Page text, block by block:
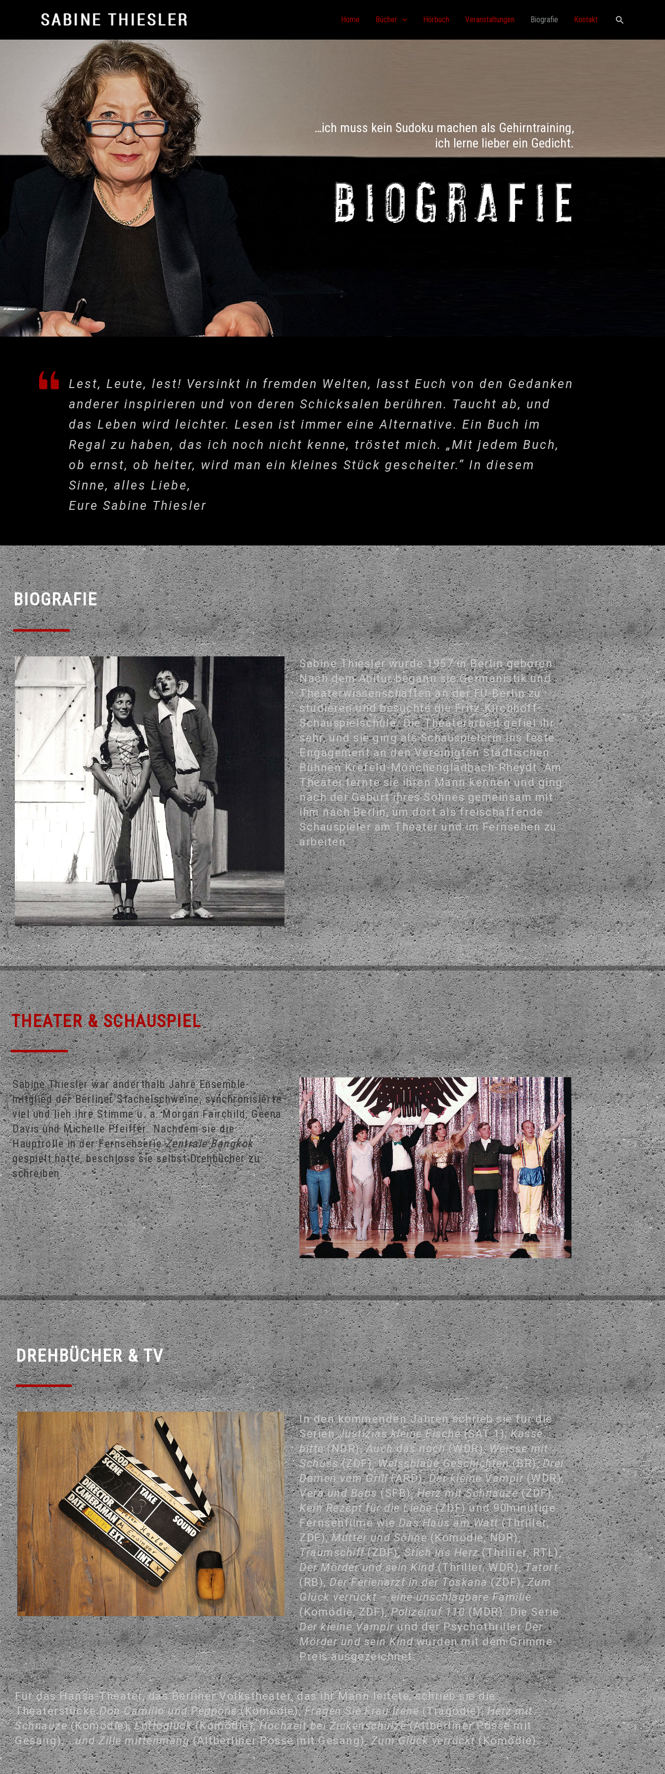
Home Bücher Hörbuch Veranstaltungen Biografie Kontakt Suchen
…ich muss kein Sudoku machen als Gehirntraining,
ich lerne lieber ein Gedicht.
Lest, Leute, lest! Versinkt in fremden Welten, lasst Euch von den Gedanken
anderer inspirieren und von deren Schicksalen berühren. Taucht ab, und
das Leben wird leichter. Lesen ist immer eine Alternative. Ein Buch im
Regal zu haben, das ich noch nicht kenne, tröstet mich. „Mit jedem Buch,
ob ernst, ob heiter, wird man ein kleines Stück gescheiter.“ In diesem
Sinne, alles Liebe,
Eure Sabine Thiesler
BIOGRAFIE
Sabine Thiesler wurde 1957 in Berlin geboren.
Nach dem Abitur begann sie Germanistik und
Theaterwissenschaften an der FU-Berlin zu
studieren und besuchte die Fritz-Kirchhoff-
Schauspielschule. Die Theaterarbeit gefiel ihr
sehr, und sie ging als Schauspielerin ins feste
Engagement an den Vereinigten Städtischen
Bühnen Krefeld-Mönchengladbach-Rheydt. Am
Theater lernte sie ihren Mann kennen und ging
nach der Geburt ihres Sohnes gemeinsam mit
ihm nach Berlin, um dort als freischaffende
Schauspieler am Theater und im Fernsehen zu
arbeiten.
THEATER & SCHAUSPIEL
Sabine Thiesler war anderthalb Jahre Ensemble-
mitglied der Berliner Stachelschweine, synchronisierte
viel und lieh ihre Stimme u. a. Morgan Fairchild, Geena
Davis und Michelle Pfeiffer. Nachdem sie die
Hauptrolle in der FernsehserieZentrale Bangkok
gespielt hatte, beschloss sie selbst Drehbücher zu
schreiben.
DREHBÜCHER & TV
In den kommenden Jahren schrieb sie für die
SerienJustizias kleine Fische(SAT 1),Kasse
bitte(NDR),Auch das noch(WDR),Weisse mit
Schuss(ZDF),Weissblaue Geschichten(BR),Drei
Damen vom Grill(ARD),Der kleine Vampir(WDR),
Vera und Babs(SFB),Herz mit Schnauze(ZDF),
Kein Rezept für die Liebe(ZDF) und 90minütige
Fernsehfilme wieDas Haus am Watt(Thriller,
ZDF),Mutter und Söhne(Komödie, NDR),
Traumschiff(ZDF),Stich ins Herz(Thriller, RTL),
Der Mörder und sein Kind(Thriller, WDR),Tatort
(RB),Der Ferienarzt in der Toskana(ZDF),Zum
Glück verrückt – eine unschlagbare Familie
(Komödie, ZDF),Polizeiruf 110(MDR). Die Serie
Der kleine Vampirund der PsychothrillerDer
Mörder und sein Kindwurden mit dem Grimme-
Preis ausgezeichnet.
Für das Hansa-Theater, das Berliner Volkstheater, das ihr Mann leitete, schrieb sie die
TheaterstückeDon Camillo und Peppone(Komödie),Fragen Sie Frau Irene(Tragödie),Herz mit
Schnauze(Komödie),Lottoglück(Komödie),Hochzeit bei Zickenschulze(Altberliner Posse mit
Gesang),…und Zille mittenmang(Altberliner Posse mit Gesang),Zum Glück verrückt(Komödie).